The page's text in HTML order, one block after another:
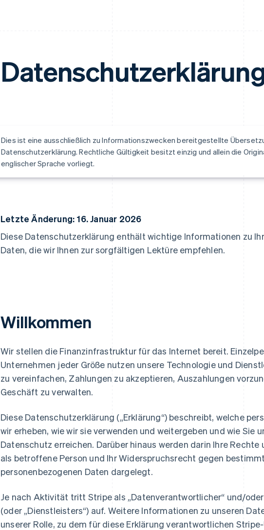
Dies ist eine ausschließlich zu Informationszwecken bereitgestellte
Datenschutzerklärung. Rechtliche Gültigkeit besitzt einzig und allein die
englischer Sprache vorliegt.
Letzte Änderung: 16. Januar 2026
Diese Datenschutzerklärung enthält wichtige Informationen zu
Daten, die wir Ihnen zur sorgfältigen Lektüre empfehlen.
Willkommen
Wir stellen die Finanzinfrastruktur für das Internet bereit.
Unternehmen jeder Größe nutzen unsere Technologie und
zu vereinfachen, Zahlungen zu akzeptieren, Auszahlungen
Geschäft zu verwalten.
Diese Datenschutzerklärung („Erklärung“) beschreibt, welche
wir erheben, wie wir sie verwenden und weitergeben und wie Sie
Datenschutz erreichen. Darüber hinaus werden darin Ihre
als betroffene Person und Ihr Widerspruchsrecht gegen
personenbezogenen Daten dargelegt.
Je nach Aktivität tritt Stripe als „Datenverantwortlicher“ und/
(oder „Dienstleisters“) auf. Weitere Informationen zu unseren
unserer Rolle, zu dem für diese Erklärung verantwortlichen